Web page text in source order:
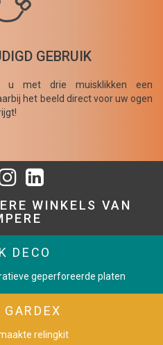
GEBRUIK
u met drie muisklikken een
het beeld direct voor uw ogen
WINKELS VAN
DECO
geperforeerde platen
relingkit